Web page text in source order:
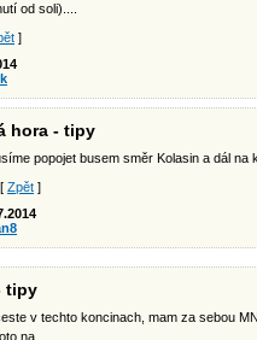
od soli)....
]
hora - tipy
popojet busem směr Kolasin a dál na
Zpět ]
tipy
v techto koncinach, mam za sebou
na